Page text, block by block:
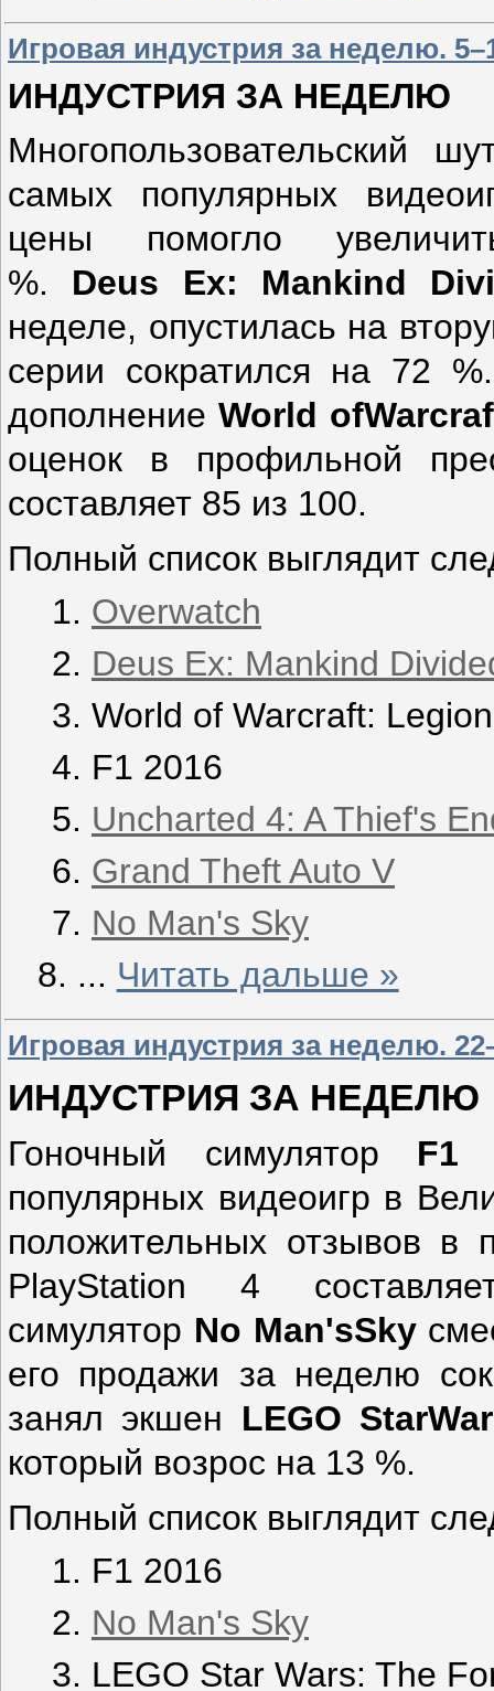
Игровая индустрия за неделю.
ИНДУСТРИЯ ЗА НЕДЕЛЮ
Многопользовательский
самых популярных
цены помогло
%. Deus Ex: Mankind
неделе, опустилась на
серии сократился на 72
дополнениеWorld of
оценок в профильной
составляет 85 из 100.
Полный список выглядит
Overwatch
Deus Ex: Mankind
World of Warcraft: Legion
F1 2016
Uncharted 4: A Thief's
Grand Theft Auto V
No Man's Sky
... Читать дальше »
Игровая индустрия за неделю.
ИНДУСТРИЯ ЗА НЕДЕЛЮ
Гоночный симулятор F1
популярных видеоигр в
положительных отзывов в
PlayStation 4
симулятор No Man'sSky
его продажи за неделю
занял экшен LEGO Star
который возрос на 13 %.
Полный список выглядит
F1 2016
No Man's Sky
LEGO Star Wars: The